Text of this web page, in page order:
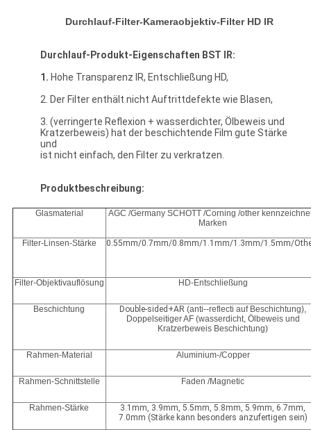
Durchlauf-Filter-Kameraobjektiv-Filter HD IR
Durchlauf-Produkt-Eigenschaften BST IR:
1. Hohe Transparenz IR, Entschließung HD,
2. Der Filter enthält nicht Auftrittdefekte wie Blasen,
3. (verringerte Reflexion + wasserdichter, Ölbeweis und
Kratzerbeweis) hat der beschichtende Film gute Stärke
und
ist nicht einfach, den Filter zu verkratzen.
Produktbeschreibung:
Glasmaterial
AGC /Germany SCHOTT /Corning /other
Marken
Filter-Linsen-Stärke 0.55mm/0.7mm/0.8mm/1.1mm/1.3mm/1.5mm/
Filter-Objektivauflösung HD-Entschließung
Beschichtung Double-sided+AR(anti--reflecti auf Beschichtung),
Doppelseitiger AF (wasserdicht, Ölbeweis und
Kratzerbeweis Beschichtung)
Rahmen-Material Aluminium-/Copper
Rahmen-Schnittstelle Faden /Magnetic
Rahmen-Stärke
3.1mm, 3.9mm, 5.5mm, 5.8mm, 5.9mm, 6.7mm,
7.0mm (Stärke kann besonders anzufertigen sein)